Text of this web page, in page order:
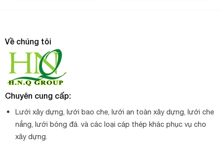
Ma ní omega inox 304 thường dùng để ghép, nối giữa các
dây cáp, xích, thường được sử dụng trong các công trình
đòi hỏi độ bền và tính thẩm mỹ cao. Ma ní có kích thước
nhỏ thường được sử dụng trang trí trong công trình xây
dựng dân dụng, trang trí nội thất nhà ở, công nghiệp…
Về chúng tôi
Chuyên cung cấp:
Lưới xây dựng, lưới bao che, lưới an toàn xây dựng, lưới che
nắng, lưới bóng đá. và các loại cáp thép khác phục vụ cho
xây dựng.